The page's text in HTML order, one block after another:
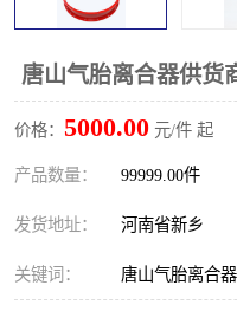
唐山气胎离合器供货
价格： 5000.00 元/件 起
产品数量： 99999.00件
发货地址： 河南省新乡
关键词： 唐山气胎离合